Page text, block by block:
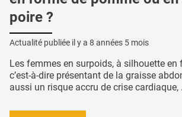
poire ?
Actualité publiée il y a 8 années 5 mois
Les femmes en surpoids, à silhouette en
c’est-à-dire présentant de la graisse
aussi un risque accru de crise cardiaque,